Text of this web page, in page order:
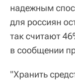
надежным
для россиян
так считают
в сообщении
"Хранить